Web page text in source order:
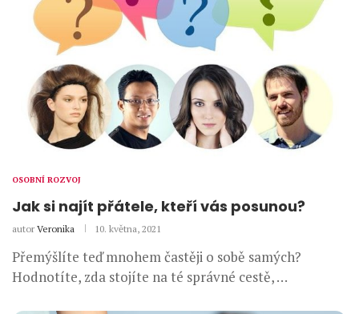
OSOBNÍ ROZVOJ
Jak si najít přátele, kteří vás posunou?
autor Veronika 10. května, 2021
Přemýšlíte teď mnohem častěji o sobě samých?
Hodnotíte, zda stojíte na té správné cestě, …